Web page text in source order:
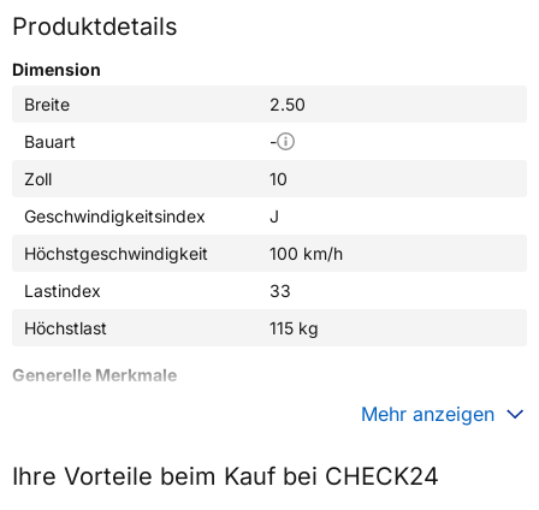
Produktdetails
Dimension
Breite
2.50
Bauart
-
Zoll
10
Geschwindigkeitsindex
J
Höchstgeschwindigkeit
100 km/h
Lastindex
33
Höchstlast
115 kg
Generelle Merkmale
Modellname
VRM-140 NHS
Mehr anzeigen
Ihre Vorteile beim Kauf bei CHECK24